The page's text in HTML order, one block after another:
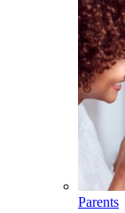
Parents